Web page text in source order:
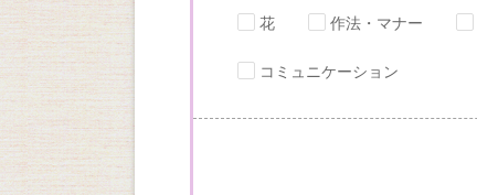
花 作法・マナー
コミュニケーション